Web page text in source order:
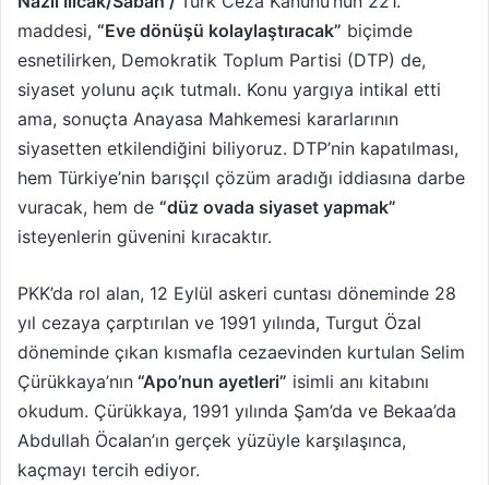
o
o
a
g
ö
n
d
e
m
maddesi, “Eve dönüşü kolaylaştıracak” biçimde
esnetilirken, Demokratik Toplum Partisi (DTP) de,
siyaset yolunu açık tutmalı. Konu yargıya intikal etti
ama, sonuçta Anayasa Mahkemesi kararlarının
siyasetten etkilendiğini biliyoruz. DTP’nin kapatılması,
hem Türkiye’nin barışçıl çözüm aradığı iddiasına darbe
vuracak, hem de “düz ovada siyaset yapmak”
isteyenlerin güvenini kıracaktır.
PKK’da rol alan, 12 Eylül askeri cuntası döneminde 28
yıl cezaya çarptırılan ve 1991 yılında, Turgut Özal
döneminde çıkan kısmafla cezaevinden kurtulan Selim
Çürükkaya’nın “Apo’nun ayetleri” isimli anı kitabını
okudum. Çürükkaya, 1991 yılında Şam’da ve Bekaa’da
Abdullah Öcalan’ın gerçek yüzüyle karşılaşınca,
kaçmayı tercih ediyor.